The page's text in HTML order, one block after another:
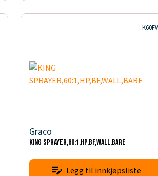
Graco
KING SPRAYER,60:1,HP,BF,WALL,BARE
Legg til innkjøpsliste